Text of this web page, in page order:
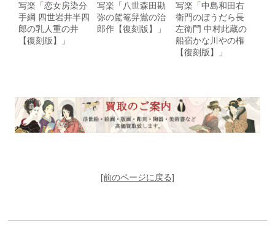
写楽「恋女房染分
手綱 四世岩井半四
郎の乳人重の井
【復刻版】」
写楽「八世森田勘
弥の駕篭舁鴬の治
郎作【復刻版】」
写楽「中島和田右
衛門のぼうだら長
左衛門 中村此蔵の
船宿かな川やの権
【復刻版】」
[前のページに戻る]